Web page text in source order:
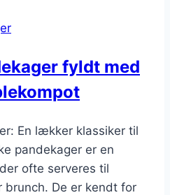
fyldt med
En lækker klassiker til
pandekager er en
ofte serveres til
brunch. De er kendt for